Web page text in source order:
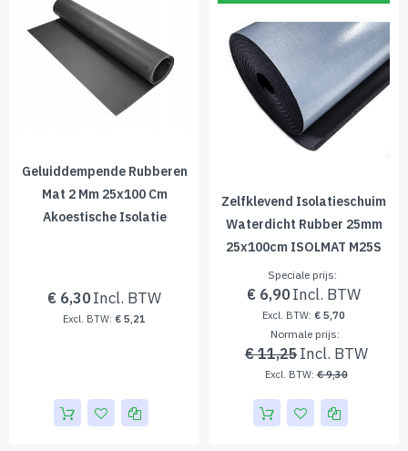
Geluiddempende Rubberen
Mat 2 Mm 25x100 Cm
Akoestische Isolatie
€ 6,30
€ 5,21
Zelfklevend Isolatieschuim
Waterdicht Rubber 25mm
25x100cm ISOLMAT M25S
Speciale prijs
€ 6,90
€ 5,70
Normale prijs
€ 11,25
€ 9,30